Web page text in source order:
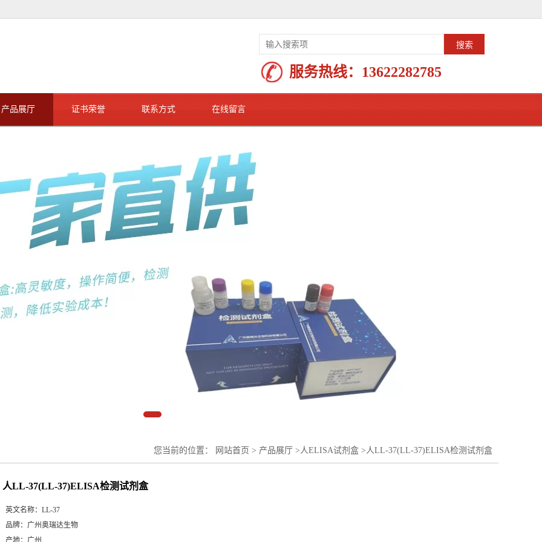
服务热线： 13622282785
产品展厅 证书荣誉 联系方式 在线留言
您当前的位置： 网站首页 > 产品展厅 >人ELISA试剂盒 >人LL-37(LL-37)ELISA检测试剂盒
人LL-37(LL-37)ELISA检测试剂盒
英文名称： LL-37
品牌： 广州奥瑞达生物
产地： 广州